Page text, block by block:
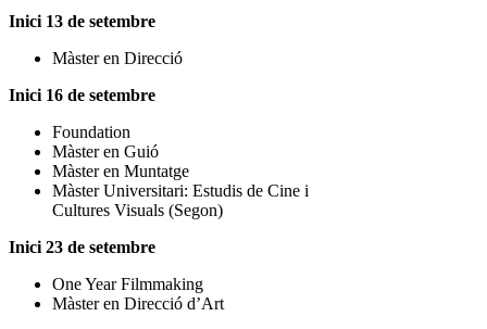
Inici 13 de setembre
Màster en Direcció
Inici 16 de setembre
Foundation
Màster en Guió
Màster en Muntatge
Màster Universitari: Estudis de Cine i
Cultures Visuals (Segon)
Inici 23 de setembre
One Year Filmmaking
Màster en Direcció d’Art